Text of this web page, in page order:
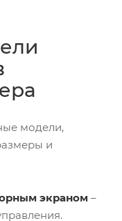
модели,
и
экраном –